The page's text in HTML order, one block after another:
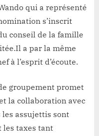
qui a représenté
s’inscrit
conseil de la famille
a par la même
à l’esprit d’écoute.
groupement promet
la collaboration avec
assujettis sont
les taxes tant